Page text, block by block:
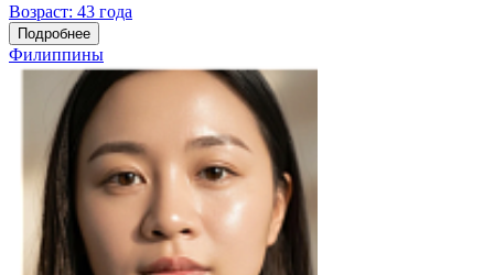
Возраст: 43 года
Подробнее
Филиппины